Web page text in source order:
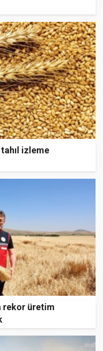
izleme
rekor üretim